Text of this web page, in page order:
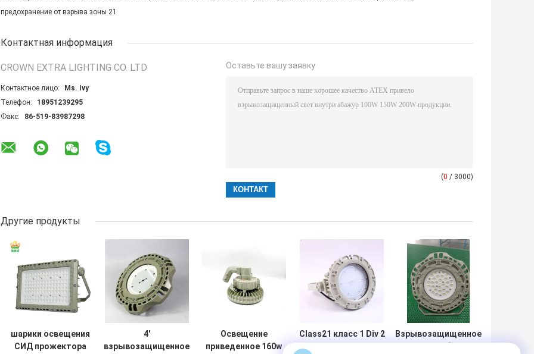
предохранение от взрыва зоны 21
Контактная информация
CROWN EXTRA LIGHTING CO. LTD
Контактное лицо:
Ms. Ivy
Телефон:
18951239295
Факс:
86-519-83987298
Оставьте вашу заявку
(0 / 3000)
Другие продукты
шарики освещения
СИД прожектора
4'
взрывозащищенное
Освещение
приведенное 160w
Class21 класс 1 Div 2
Взрывозащищенное